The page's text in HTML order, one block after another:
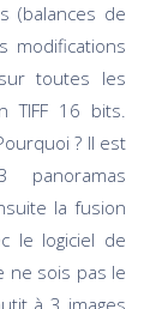
(balances de
modifications
toutes les
TIFF 16 bits.
? Il est
la fusion
le logiciel de
ne sois pas le
à 3 images